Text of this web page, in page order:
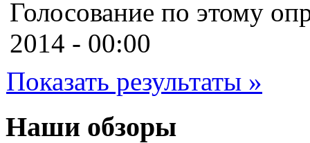
Cooler master
Cube
Cyborg
Datex
Голосование по этому
2014 - 00:00
Показать результаты »
Наши обзоры